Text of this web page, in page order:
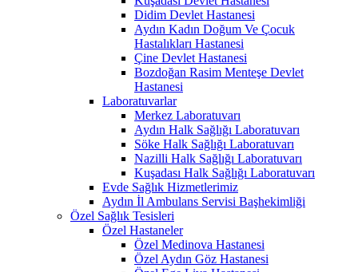
Didim Devlet Hastanesi
Aydın Kadın Doğum Ve Çocuk
Hastalıkları Hastanesi
Çine Devlet Hastanesi
Bozdoğan Rasim Menteşe Devlet
Hastanesi
Laboratuvarlar
Merkez Laboratuvarı
Aydın Halk Sağlığı Laboratuvarı
Söke Halk Sağlığı Laboratuvarı
Nazilli Halk Sağlığı Laboratuvarı
Kuşadası Halk Sağlığı Laboratuvarı
Evde Sağlık Hizmetlerimiz
Aydın İl Ambulans Servisi Başhekimliği
Özel Sağlık Tesisleri
Özel Hastaneler
Özel Medinova Hastanesi
Özel Aydın Göz Hastanesi